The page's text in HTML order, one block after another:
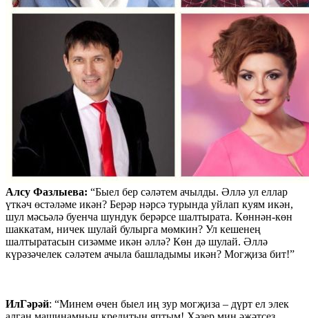
Алсу Фазлыева: “Быел бер сәләтем ачылды. Әллә ул еллар
үткәч өстәләме икән? Берәр нәрсә турында уйлап куям икән,
шул мәсьәлә буенча шундук берәрсе шалтырата. Көннән-көн
шаккатам, ничек шулай булырга мөмкин? Ул кешенең
шалтыратасын сизәмме икән әллә? Көн дә шулай. Әллә
күрәзәчелек сәләтем ачыла башладымы икән? Могҗиза бит!”
ИлГәрәй: “Минем өчен быел иң зур могҗиза – дүрт ел элек